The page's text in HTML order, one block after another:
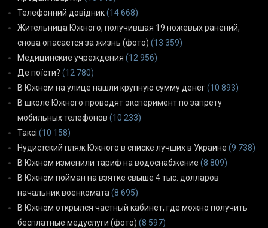
Телефонний довідник(14 668)
Жительница Южного, получившая 19 ножевых ранений,
снова опасается за жизнь (фото) (13 359)
Медицинские учреждения (12 956)
Де поїсти? (12 780)
В Южном на улице нашли крупную сумму денег(10 893)
В школе Южного проводят эксперимент по запрету
мобильных телефонов (10 233)
Таксі (10 158)
Нудистский пляж Южного в списке лучших в Украине (9 738)
В Южном изменили тариф на водоснабжение (8 809)
В Южном пойман на взятке свыше 4 тыс. долларов
начальник военкомата (8 695)
В Южном открылся частный кабинет, где можно получить
бесплатные медуслуги (фото) (8 597)